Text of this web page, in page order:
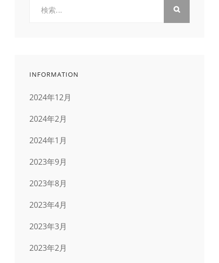
INFORMATION
2024年12月
2024年2月
2024年1月
2023年9月
2023年8月
2023年4月
2023年3月
2023年2月